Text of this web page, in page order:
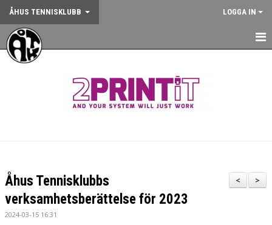
ÅHUS TENNISKLUBB LOGGA IN
HEM
ANMÄLAN AKTIVITET
KALENDER
>
<
Åhus Tennisklubbs
verksamhetsberättelse för 2023
2024-03-15 16:31